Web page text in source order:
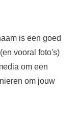
is een goed
vooral foto's)
om een
om jouw